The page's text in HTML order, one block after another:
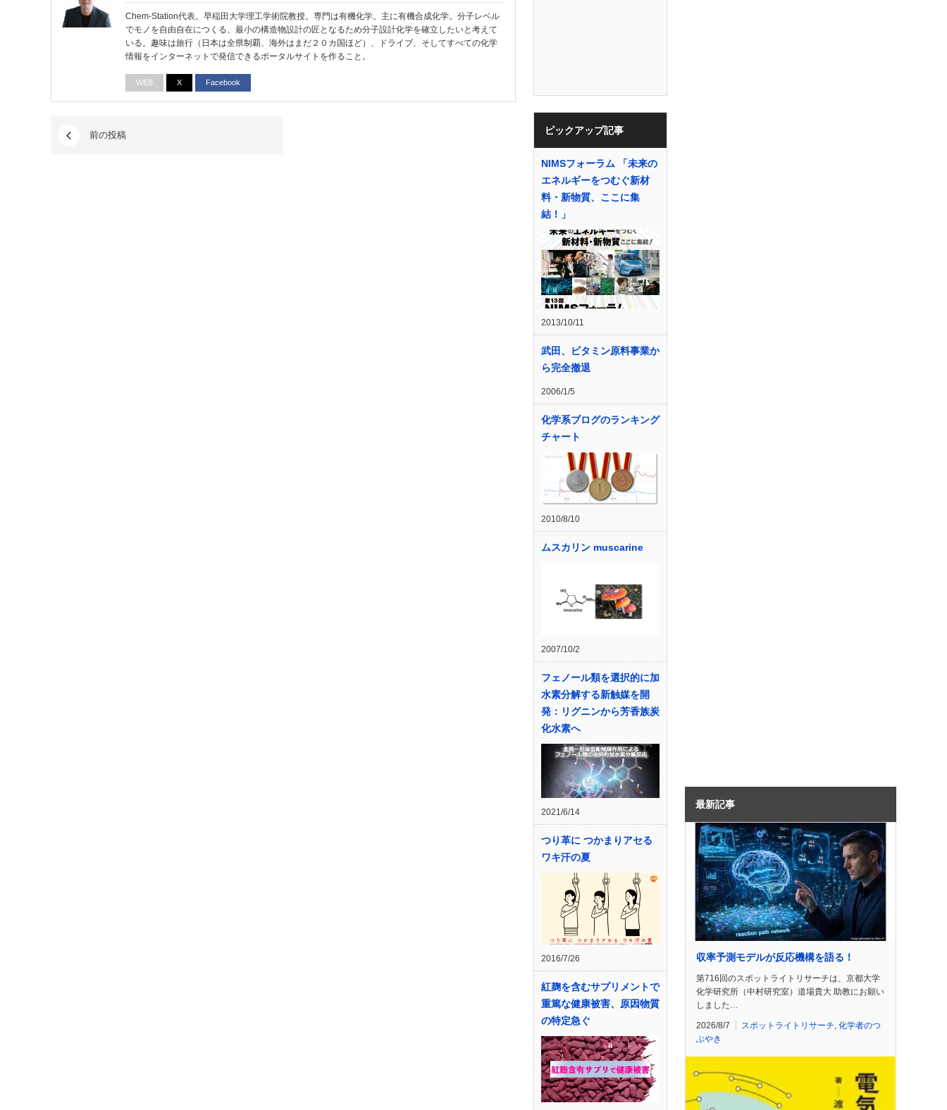
Chem-Station代表。早稲田大学理工学術院教授。専門は有機化学。主に有機合成化学。分子レベル
でモノを自由自在につくる、最小の構造物設計の匠となるため分子設計化学を確立したいと考えて
いる。趣味は旅行（日本は全県制覇、海外はまだ２０カ国ほど）、ドライブ、そしてすべての化学
情報をインターネットで発信できるポータルサイトを作ること。
WEB X Facebook
前の投稿 ピックアップ記事
NIMSフォーラム 「未来の
エネルギーをつむぐ新材
料・新物質、ここに集
結！」
2013/10/11
武田、ビタミン原料事業か
ら完全撤退
2006/1/5
化学系ブログのランキング
チャート
2010/8/10
ムスカリン muscarine
2007/10/2
フェノール類を選択的に加
水素分解する新触媒を開
発：リグニンから芳香族炭
化水素へ
2021/6/14
つり革に つかまりアセる
ワキ汗の夏
2016/7/26
紅麹を含むサプリメントで
重篤な健康被害、原因物質
の特定急ぐ
最新記事
収率予測モデルが反応機構を語る！
第716回のスポットライトリサーチは、京都大学
化学研究所（中村研究室）道場貴大 助教にお願い
しました…
2026/8/7 スポットライトリサーチ 化学者のつ
ぶやき